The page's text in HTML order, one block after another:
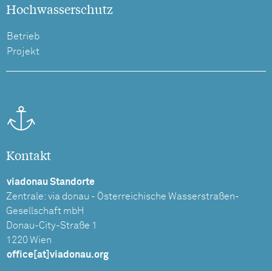
Hochwasserschutz
Betrieb
Projekt
Kontakt
viadonau Standorte
Zentrale: via donau - Österreichische Wasserstraßen-
Gesellschaft mbH
Donau-City-Straße 1
1220 Wien
office[at]viadonau.org